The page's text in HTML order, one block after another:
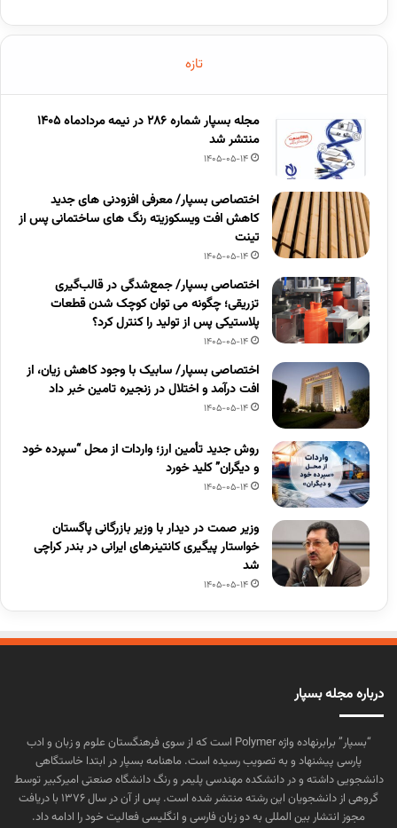
تازه
مجله بسپار شماره 286 در نیمه مردادماه 1405
منتشر شد
1405-05-14
اختصاصی بسپار/ معرفی افزودنی های جدید
کاهش افت ویسکوزیته رنگ های ساختمانی پس از
تینت
1405-05-14
اختصاصی بسپار/ جمع‌شدگی در قالب‌گیری
تزریقی؛ چگونه می توان کوچک شدن قطعات
پلاستیکی پس از تولید را کنترل کرد؟
1405-05-14
اختصاصی بسپار/ سابیک با وجود کاهش زیان، از
افت درآمد و اختلال در زنجیره تامین خبر داد
1405-05-14
روش جدید تأمین ارز؛ واردات از محل “سپرده خود
و دیگران” کلید خورد
1405-05-14
وزیر صمت در دیدار با وزیر بازرگانی پاگستان
خواستار پیگیری کانتینرهای ایرانی در بندر کراچی
شد
1405-05-14
درباره مجله بسپار
“بسپار” برابرنهاده واژه Polymer است که از سوی فرهنگستان علوم و زبان و ادب
پارسی پیشنهاد و به تصویب رسیده است. ماهنامه بسپار در ابتدا خاستگاهی
دانشجویی داشته و در دانشکده مهندسی پلیمر و رنگ دانشگاه صنعتی امیرکبیر توسط
گروهی از دانشجویان این رشته منتشر شده است. پس از آن در سال ۱۳۷۶ با دریافت
مجوز انتشار بین المللی به دو زبان فارسی و انگلیسی فعالیت خود را ادامه داد.